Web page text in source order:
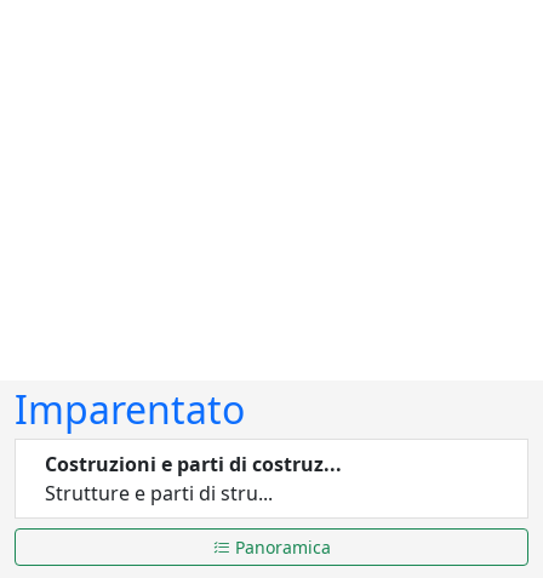
Imparentato
Costruzioni e parti di costruz...
Strutture e parti di stru...
Panoramica